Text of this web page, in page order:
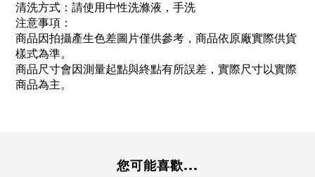
清洗方式：請使用中性洗滌液，手洗
注意事項：
商品因拍攝產生色差圖片僅供參考，商品依原廠實際供貨
樣式為準。
商品尺寸會因測量起點與終點有所誤差，實際尺寸以實際
商品為主。
您可能喜歡...